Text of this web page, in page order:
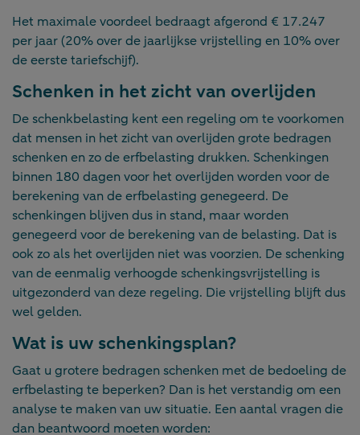
Het maximale voordeel bedraagt afgerond € 17.247
per jaar (20% over de jaarlijkse vrijstelling en 10% over
de eerste tariefschijf).
Schenken in het zicht van overlijden
De schenkbelasting kent een regeling om te voorkomen
dat mensen in het zicht van overlijden grote bedragen
schenken en zo de erfbelasting drukken. Schenkingen
binnen 180 dagen voor het overlijden worden voor de
berekening van de erfbelasting genegeerd. De
schenkingen blijven dus in stand, maar worden
genegeerd voor de berekening van de belasting. Dat is
ook zo als het overlijden niet was voorzien. De schenking
van de eenmalig verhoogde schenkingsvrijstelling is
uitgezonderd van deze regeling. Die vrijstelling blijft dus
wel gelden.
Wat is uw schenkingsplan?
Gaat u grotere bedragen schenken met de bedoeling de
erfbelasting te beperken? Dan is het verstandig om een
analyse te maken van uw situatie. Een aantal vragen die
dan beantwoord moeten worden: